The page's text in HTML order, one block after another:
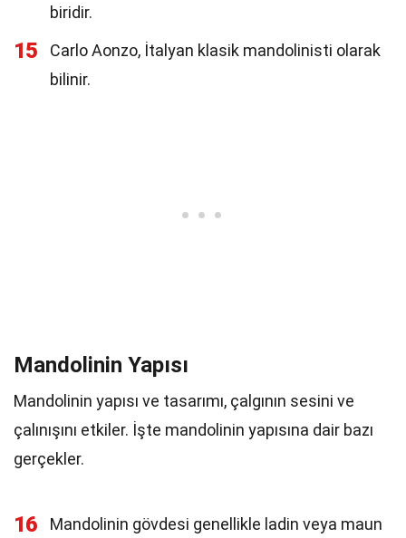
biridir.
15
Carlo Aonzo, İtalyan klasik mandolinisti olarak
bilinir.
Mandolinin Yapısı
Mandolinin yapısı ve tasarımı, çalgının sesini ve
çalınışını etkiler. İşte mandolinin yapısına dair bazı
gerçekler.
16
Mandolinin gövdesi genellikle ladin veya maun